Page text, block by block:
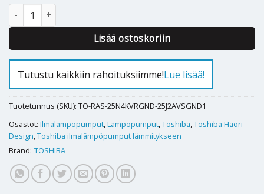
Ilmalämpöpumppu Toshiba Haori Design 25 määrä
Lisää ostoskoriin
Alternative:
Tutustu kaikkiin rahoituksiimme!Lue lisää!
Tuotetunnus (SKU): TO-RAS-25N4KVRGND-25J2AVSGND1
Osastot: Ilmalämpöpumput,Lämpöpumput,Toshiba,Toshiba Haori
Design,Toshiba ilmalämpöpumput lämmitykseen
Brand: TOSHIBA